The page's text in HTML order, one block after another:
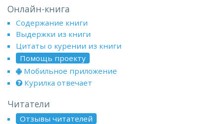
Онлайн-книга
Содержание книги
Выдержки из книги
Цитаты о курении из книги
Помощь проекту
Мобильное приложение
Курилка отвечает
Читатели
Отзывы читателей